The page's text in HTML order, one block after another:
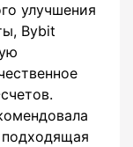
улучшения
Bybit